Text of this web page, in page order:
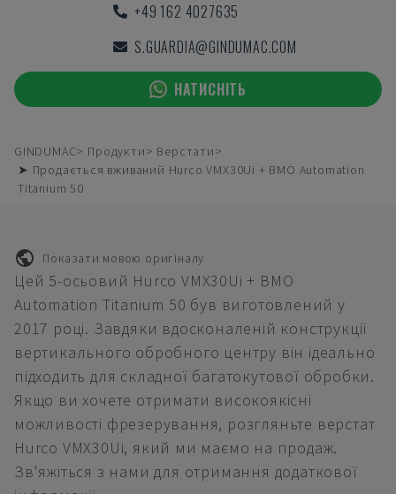
+49 162 4027635
S.GUARDIA@GINDUMAC.COM
НАТИСНІТЬ
GINDUMAC Продукти
Верстати
➤ Продається вживаний Hurco VMX30Ui + BMO Automation
Titanium 50
Показати мовою оригіналу
Цей 5-осьовий Hurco VMX30Ui + BMO
Automation Titanium 50 був виготовлений у
2017 році. Завдяки вдосконаленій конструкції
вертикального обробного центру він ідеально
підходить для складної багатокутової обробки.
Якщо ви хочете отримати високоякісні
можливості фрезерування, розгляньте верстат
Hurco VMX30Ui, який ми маємо на продаж.
Зв'яжіться з нами для отримання додаткової